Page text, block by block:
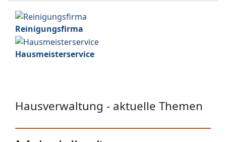
Reinigungsfirma
Hausmeisterservice
Hausverwaltung - aktuelle Themen